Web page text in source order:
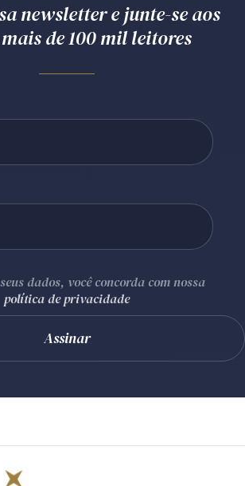
newsletter e junte-se aos
de 100 mil leitores
dados, você concorda com nossa
política de privacidade